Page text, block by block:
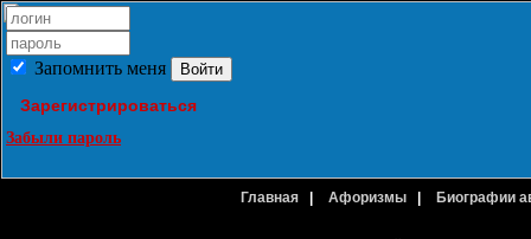
Запомнить меня
Зарегистрироваться
Забыли пароль
Главная Афоризмы Биографии